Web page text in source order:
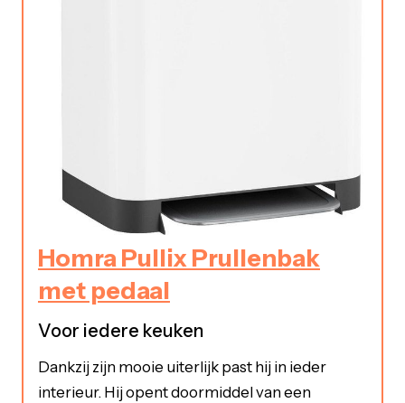
Homra Pullix Prullenbak
met pedaal
Voor iedere keuken
Dankzij zijn mooie uiterlijk past hij in ieder
interieur. Hij opent doormiddel van een